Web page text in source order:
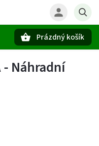
Prázdný košík
- Náhradní